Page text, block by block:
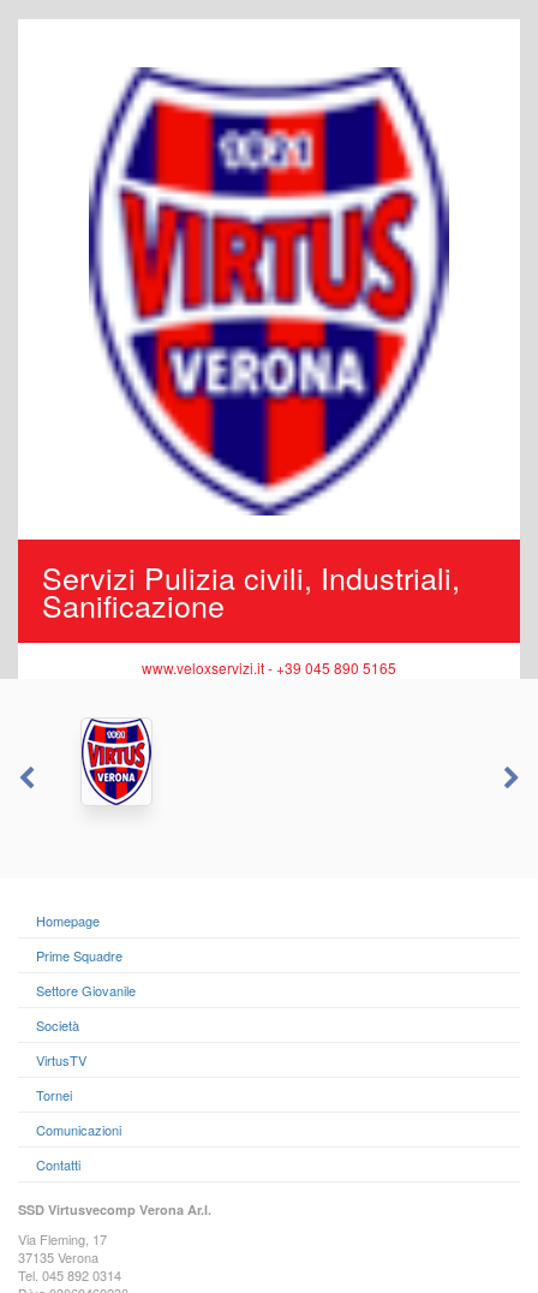
Servizi Pulizia civili, Industriali,
Sanificazione
www.veloxservizi.it - +39 045 890 5165
Homepage
Prime Squadre
Settore Giovanile
Società
VirtusTV
Tornei
Comunicazioni
Contatti
SSD Virtusvecomp Verona Ar.l.
Via Fleming, 17
37135 Verona
Tel. 045 892 0314